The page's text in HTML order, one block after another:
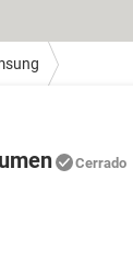
Cerrado